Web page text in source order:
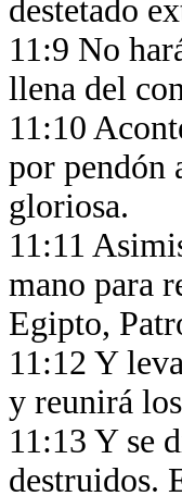
destetado
11:9 No
llena del
11:10
por pendón
gloriosa.
11:11
mano para
Egipto,
11:12 Y
y reunirá
11:13 Y se
destruidos.